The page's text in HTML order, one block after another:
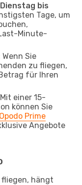
bis
Tage, um
Minute-
Wenn Sie
zu fliegen,
für Ihren
einer 15-
können Sie
Opodo Prime
Angebote
fliegen, hängt